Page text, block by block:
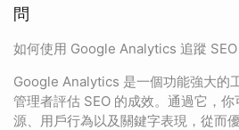
問
如何使用 Google Analytics 追蹤
Google Analytics 是一個功能強大的
管理者評估 SEO 的成效。通過它，
源、用戶行為以及關鍵字表現，從而